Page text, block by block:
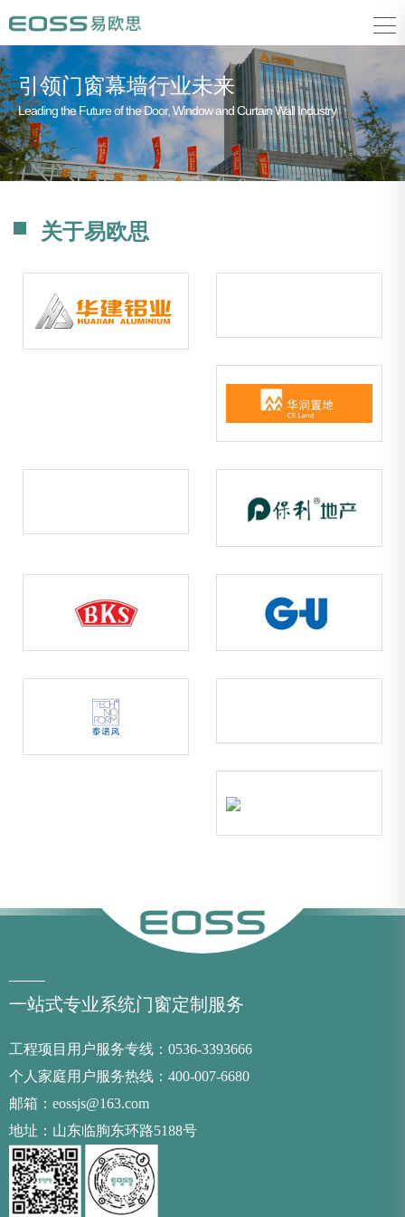
引领门窗幕墙行业未来
Leading the Future of the Door, Window and Curtain Wall Industry
关于易欧思
一站式专业系统门窗定制服务
工程项目用户服务专线：0536-3393666
个人家庭用户服务热线：400-007-6680
邮箱：eossjs@163.com
地址：山东临朐东环路5188号